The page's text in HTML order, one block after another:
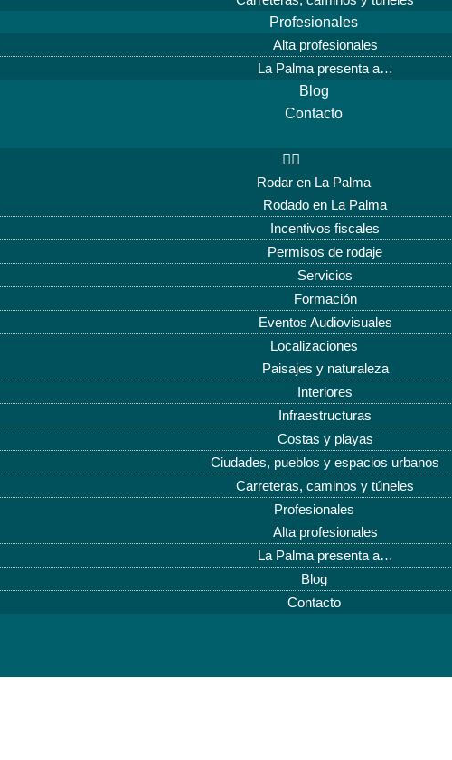
Profesionales
Alta profesionales
La Palma presenta a…
Blog
Contacto
Rodar en La Palma
Rodado en La Palma
Incentivos fiscales
Permisos de rodaje
Servicios
Formación
Eventos Audiovisuales
Localizaciones
Paisajes y naturaleza
Interiores
Infraestructuras
Costas y playas
Ciudades, pueblos y espacios urbanos
Carreteras, caminos y túneles
Profesionales
Alta profesionales
La Palma presenta a…
Blog
Contacto